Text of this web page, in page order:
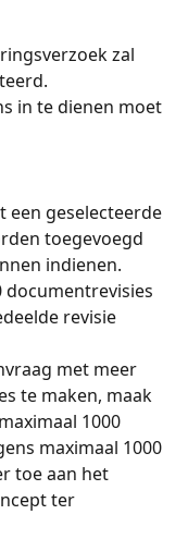
zal
in te dienen moet
een geselecteerde
toegevoegd
indienen.
documentrevisies
revisie
met meer
te maken, maak
1000
maximaal 1000
toe aan het
ter